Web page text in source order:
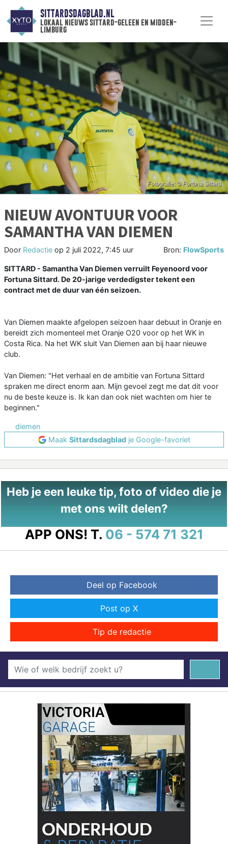
SITTARDSDAGBLAD.NL
lokaal nieuws sittard-geleen en midden-
limburg
NIEUW AVONTUUR VOOR
SAMANTHA VAN DIEMEN
Door Redactie op 2 juli 2022, 7:45 uur Bron: FlowSports
SITTARD - Samantha Van Diemen verruilt Feyenoord voor
Fortuna Sittard. De 20-jarige verdedigster tekent een
contract met de duur van één seizoen.
Van Diemen maakte afgelopen seizoen haar debuut in Oranje en
bereidt zich momenteel met Oranje O20 voor op het WK in
Costa Rica. Na het WK sluit Van Diemen aan bij haar nieuwe
club.
Van Diemen: "Het verhaal en de ambitie van Fortuna Sittard
spraken me direct enorm aan. Mijn gevoel zegt me dat dit voor
nu de beste keuze is. Ik kan dan ook niet wachten om hier te
beginnen."
diemen
Maak Sittardsdagbladje Google-favoriet
Heb je een leuke tip, foto of video die je
met ons wilt delen?
APP ONS! T. 06 - 574 71 321
Deel op Facebook
Post op X
Tip de redactie